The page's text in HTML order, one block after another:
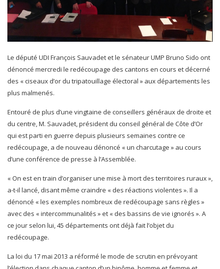
Le député UDI François Sauvadet et le sénateur UMP Bruno Sido ont
dénoncé mercredi le redécoupage des cantons en cours et décerné
des « ciseaux d’or du tripatouillage électoral » aux départements les
plus malmenés.
Entouré de plus d’une vingtaine de conseillers généraux de droite et
du centre, M. Sauvadet, président du conseil général de Côte d’Or
qui est parti en guerre depuis plusieurs semaines contre ce
redécoupage, a de nouveau dénoncé « un charcutage » au cours
d’une conférence de presse à l’Assemblée.
« On est en train d’organiser une mise à mort des territoires ruraux »,
a-t-il lancé, disant même craindre « des réactions violentes ». Il a
dénoncé « les exemples nombreux de redécoupage sans règles »
avec des « intercommunalités » et « des bassins de vie ignorés ». A
ce jour selon lui, 45 départements ont déjà fait l’objet du
redécoupage.
La loi du 17 mai 2013 a réformé le mode de scrutin en prévoyant